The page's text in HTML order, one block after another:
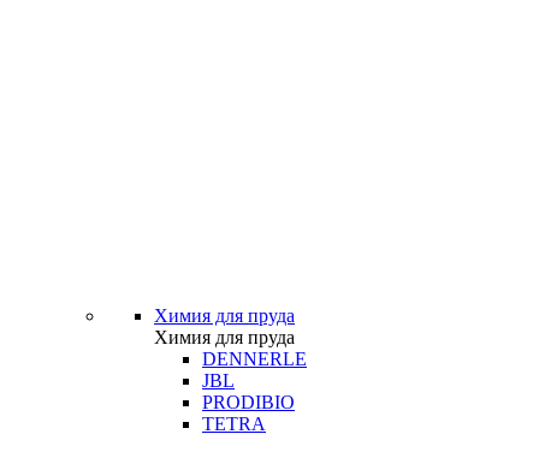
Химия для пруда
Химия для пруда
DENNERLE
JBL
PRODIBIO
TETRA